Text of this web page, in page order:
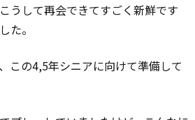
うして再会できてすごく新鮮です
た。
この4,5年シニアに向けて準備して